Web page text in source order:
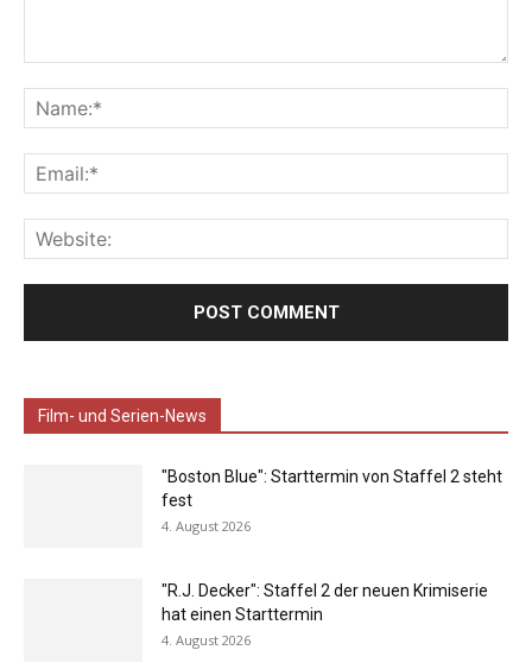
Film- und Serien-News
"Boston Blue": Starttermin von Staffel 2 steht
fest
4. August 2026
"R.J. Decker": Staffel 2 der neuen Krimiserie
hat einen Starttermin
4. August 2026